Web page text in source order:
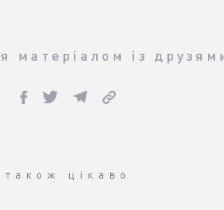
матеріалом із
також цікаво